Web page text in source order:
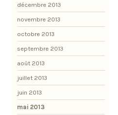
décembre 2013
novembre 2013
octobre 2013
septembre 2013
août 2013
juillet 2013
juin 2013
mai 2013